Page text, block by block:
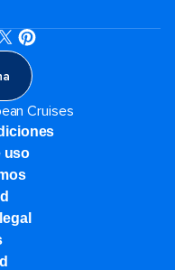
Cruises
uso